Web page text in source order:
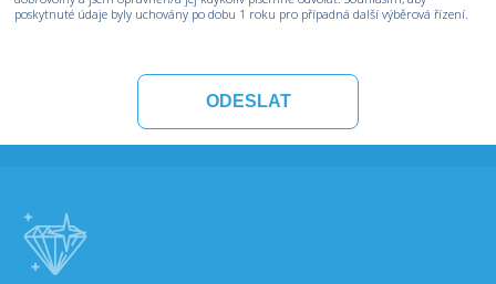
poskytnuté údaje byly uchovány po dobu 1 roku pro případná další výběrová řízení.